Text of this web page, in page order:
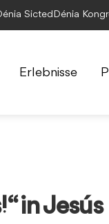
Sicted Dénia
Erlebnisse
in Jesús